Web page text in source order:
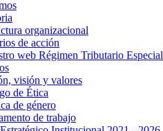
organizacional
de acción
web Régimen Tributario Especial
visión y valores
de Ética
de género
de trabajo